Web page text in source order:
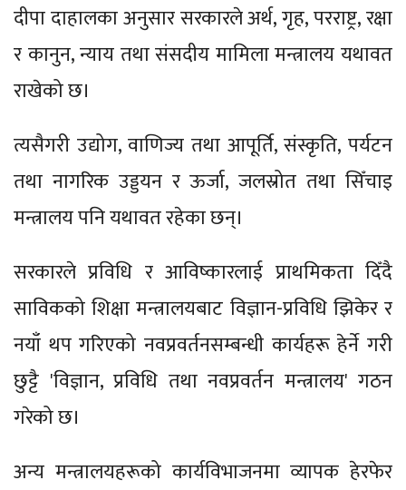
दीपा दाहालका अनुसार सरकारले अर्थ, गृह, परराष्ट्र, रक्षा
र कानुन, न्याय तथा संसदीय मामिला मन्त्रालय यथावत
राखेको छ।
त्यसैगरी उद्योग, वाणिज्य तथा आपूर्ति, संस्कृति, पर्यटन
तथा नागरिक उड्डयन र ऊर्जा, जलस्रोत तथा सिँचाइ
मन्त्रालय पनि यथावत रहेका छन्।
सरकारले प्रविधि र आविष्कारलाई प्राथमिकता दिँदै
साविकको शिक्षा मन्त्रालयबाट विज्ञान-प्रविधि झिकेर र
नयाँ थप गरिएको नवप्रवर्तनसम्बन्धी कार्यहरू हेर्ने गरी
छुट्टै 'विज्ञान, प्रविधि तथा नवप्रवर्तन मन्त्रालय' गठन
गरेको छ।
अन्य मन्त्रालयहरूको कार्यविभाजनमा व्यापक हेरफेर